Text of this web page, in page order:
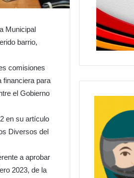
Municipal
barrio,
comisiones
financiera para
el Gobierno
en su artículo
Diversos del
a aprobar
2023, de la